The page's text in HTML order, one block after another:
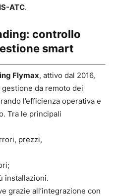
ATC.
controllo
smart
Flymax, attivo dal 2016,
da remoto dei
l’efficienza operativa e
Tra le principali
prezzi,
installazioni.
grazie all’integrazione con